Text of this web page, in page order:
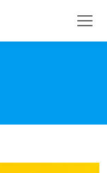
Buscar: